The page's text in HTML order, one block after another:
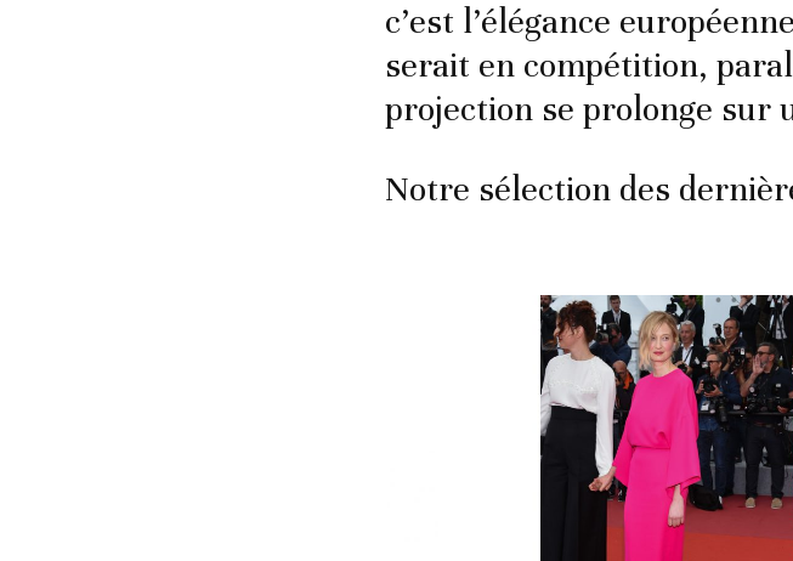
c’est l’élégance
serait en compétition,
projection se prolonge sur
Notre sélection des